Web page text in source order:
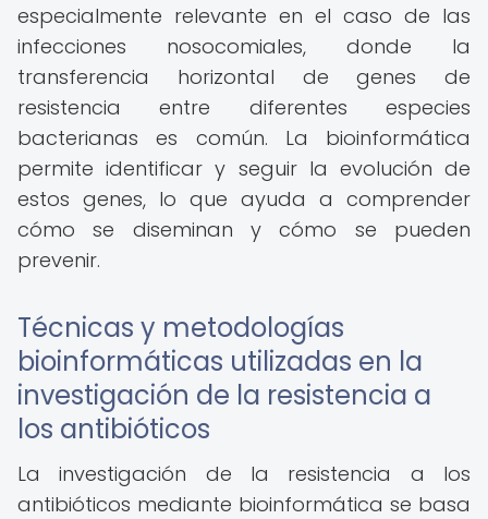
especialmente relevante en el caso de las
infecciones nosocomiales, donde la
transferencia horizontal de genes de
resistencia entre diferentes especies
bacterianas es común. La bioinformática
permite identificar y seguir la evolución de
estos genes, lo que ayuda a comprender
cómo se diseminan y cómo se pueden
prevenir.
Técnicas y metodologías
bioinformáticas utilizadas en la
investigación de la resistencia a
los antibióticos
La investigación de la resistencia a los
antibióticos mediante bioinformática se basa